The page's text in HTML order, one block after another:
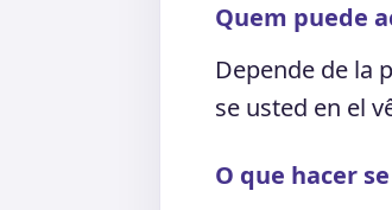
Quem puede
Depende de la
se usted en el
O que hacer